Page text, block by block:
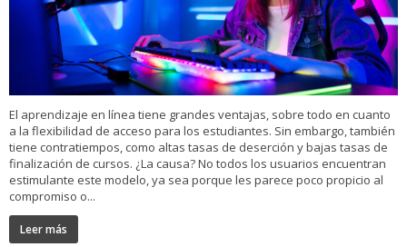
El aprendizaje en línea tiene grandes ventajas, sobre todo en cuanto
a la flexibilidad de acceso para los estudiantes. Sin embargo, también
tiene contratiempos, como altas tasas de deserción y bajas tasas de
finalización de cursos. ¿La causa? No todos los usuarios encuentran
estimulante este modelo, ya sea porque les parece poco propicio al
compromiso o...
Leer más